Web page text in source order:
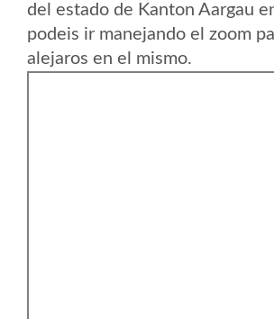
del estado de Kanton Aargau
podeis ir manejando el zoom
alejaros en el mismo.